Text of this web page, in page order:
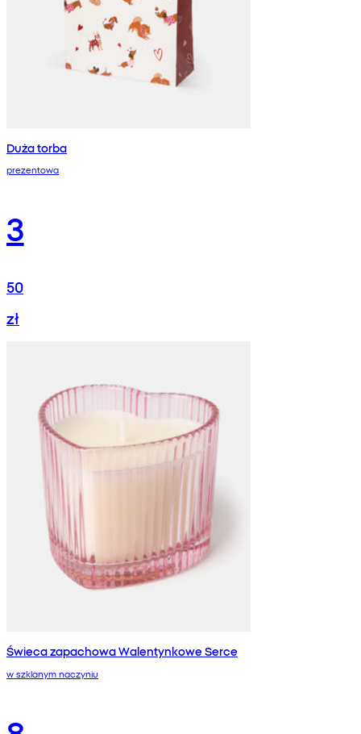
Duża torba
prezentowa
3
50
zł
Świeca zapachowa Walentynkowe Serce
w szklanym naczyniu